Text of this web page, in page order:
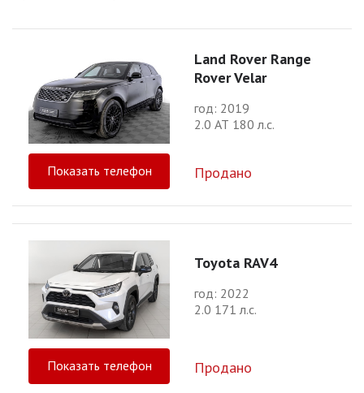
Land Rover Range
Rover Velar
год: 2019
2.0 АТ 180 л.с.
Показать телефон Продано
Toyota RAV4
год: 2022
2.0 171 л.с.
Показать телефон Продано